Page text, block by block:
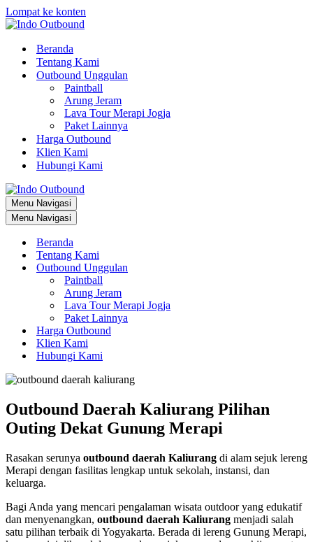
Lompat ke konten
Beranda
Tentang Kami
Outbound Unggulan
Paintball
Arung Jeram
Lava Tour Merapi Jogja
Paket Lainnya
Harga Outbound
Klien Kami
Hubungi Kami
Menu Navigasi
Menu Navigasi
Beranda
Tentang Kami
Outbound Unggulan
Paintball
Arung Jeram
Lava Tour Merapi Jogja
Paket Lainnya
Harga Outbound
Klien Kami
Hubungi Kami
Outbound Daerah Kaliurang Pilihan
Outing Dekat Gunung Merapi
Rasakan serunya outbound daerah Kaliurang di alam sejuk lereng
Merapi dengan fasilitas lengkap untuk sekolah, instansi, dan
keluarga.
Bagi Anda yang mencari pengalaman wisata outdoor yang edukatif
dan menyenangkan, outbound daerah Kaliurang menjadi salah
satu pilihan terbaik di Yogyakarta. Berada di lereng Gunung Merapi,